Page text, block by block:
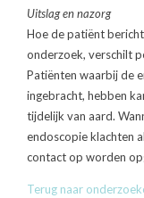
Uitslag en nazorg
Hoe de patiënt
onderzoek, verschilt
Patiënten waarbij de
ingebracht, hebben
tijdelijk van aard.
endoscopie klachten
contact op worden
Terug naar